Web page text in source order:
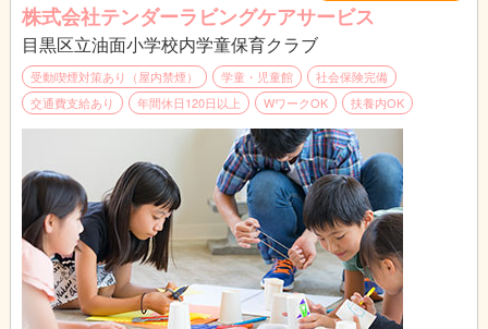
株式会社テンダーラビングケアサービス
目黒区立油面小学校内学童保育クラブ
受動喫煙対策あり（屋内禁煙） 学童・児童館
社会保険完備
交通費支給あり
年間休日120日以上 WワークOK 扶養内OK